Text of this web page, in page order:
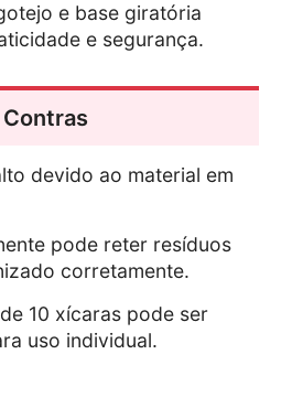
e base giratória
e segurança.
Contras
devido ao material em
pode reter resíduos
corretamente.
10 xícaras pode ser
uso individual.